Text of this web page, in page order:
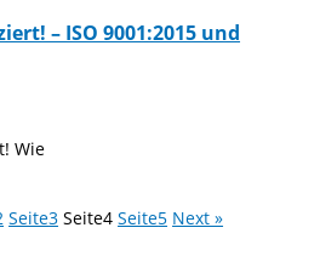
– ISO 9001:2015 und
Wie
Seite3 Seite4 Seite5 Next »